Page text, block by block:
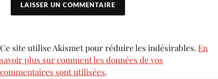
Ce site utilise Akismet pour réduire les indésirables. En
savoir plus sur comment les données de vos
commentaires sont utilisées.